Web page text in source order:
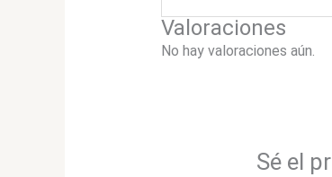
Valoraciones
No hay valoraciones aún.
Sé el